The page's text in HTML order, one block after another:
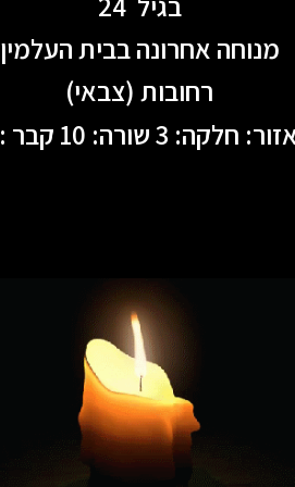
מנוחה אחרונה בבית העלמין
רחובות (צבאי)
חלקה: 3 שורה: 10 קבר : 3